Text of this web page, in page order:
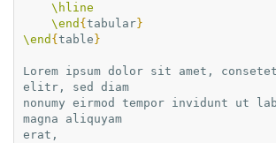
\hline
\end { tabular}
\end { table }
Lorem ipsum dolor sit amet,
elitr, sed diam
nonumy eirmod tempor invidunt ut
magna aliquyam
erat,